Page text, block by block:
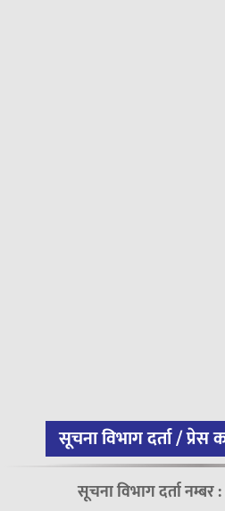
सूचना विभाग दर्ता /
सूचना विभाग दर्ता